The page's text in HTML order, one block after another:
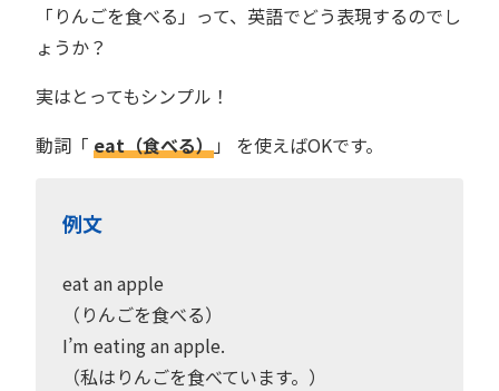
「りんごを食べる」って、英語でどう表現するのでし
ょうか？
実はとってもシンプル！
動詞「 eat（食べる）」 を使えばOKです。
例文
eat an apple
（りんごを食べる）
I’m eating an apple.
（私はりんごを食べています。）